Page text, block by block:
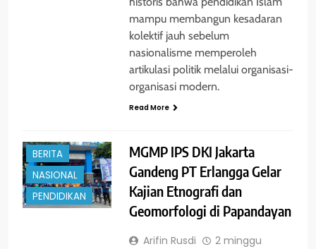
mampu membangun kesadaran
kolektif jauh sebelum
nasionalisme memperoleh
artikulasi politik melalui organisasi-
organisasi modern.
Read More
BERITA
NASIONAL
PENDIDIKAN
MGMP IPS DKI Jakarta
Gandeng PT Erlangga Gelar
Kajian Etnografi dan
Geomorfologi di Papandayan
Arifin Rusdi
2 minggu